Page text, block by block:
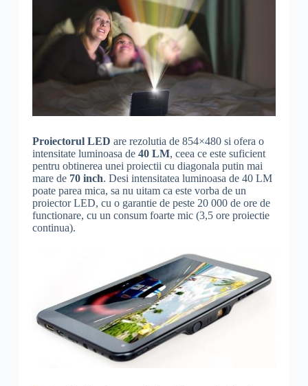
Proiectorul LED are rezolutia de 854×480 si ofera o
intensitate luminoasa de 40 LM, ceea ce este suficient
pentru obtinerea unei proiectii cu diagonala putin mai
mare de 70 inch. Desi intensitatea luminoasa de 40 LM
poate parea mica, sa nu uitam ca este vorba de un
proiector LED, cu o garantie de peste 20 000 de ore de
functionare, cu un consum foarte mic (3,5 ore proiectie
continua).